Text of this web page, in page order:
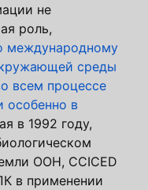
не
роль,
международному
среды
всем процессе
особенно в
в 1992 году,
ООН, CCICED
в применении